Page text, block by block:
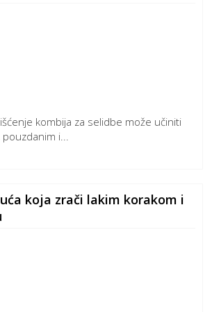
kombija za selidbe može učiniti
i...
koja zrači lakim korakom i